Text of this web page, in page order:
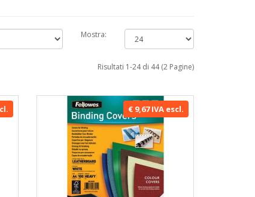
Mostra:
Risultati 1-24 di 44 (2 Pagine)
€ 9,67 IVA escl.